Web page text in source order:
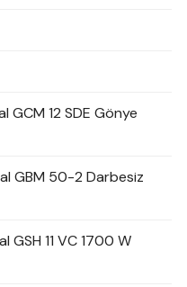
GCM 12 SDE Gönye
GBM 50-2 Darbesiz
11 VC 1700 W